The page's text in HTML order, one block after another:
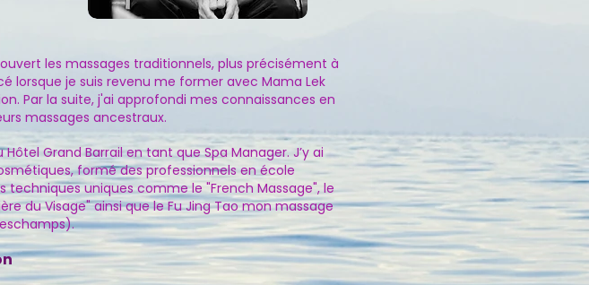
les massages traditionnels, plus précisément à
lorsque je suis revenu me former avec ​Mama Lek
Par la suite, j'ai approfondi mes connaissances en
massages ancestraux.
Grand Barrail en tant que Spa Manager. J’y ai
formé des professionnels​ en école
uniques comme le "French Massage", le
du Visage" ainsi que le Fu Jing Tao mon massage